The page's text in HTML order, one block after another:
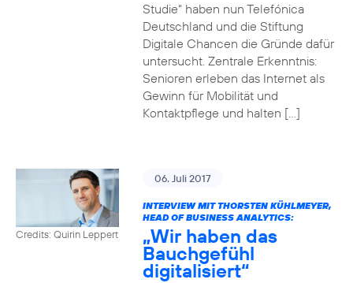
Studie“ haben nun Telefónica
Deutschland und die Stiftung
Digitale Chancen die Gründe dafür
untersucht. Zentrale Erkenntnis:
Senioren erleben das Internet als
Gewinn für Mobilität und
Kontaktpflege und halten […]
Credits: Quirin Leppert
06. Juli 2017
INTERVIEW MIT THORSTEN KÜHLMEYER,
HEAD OF BUSINESS ANALYTICS:
„Wir haben das
Bauchgefühl
digitalisiert“